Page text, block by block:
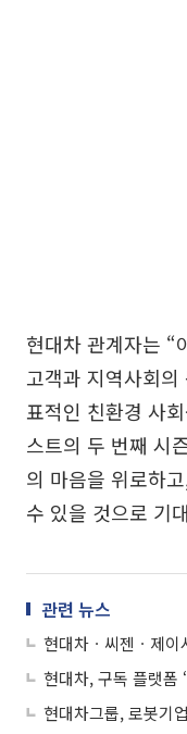
현대차 관계자는 “
고객과 지역사회
표적인 친환경 사
스트의 두 번째 시
의 마음을 위로하
수 있을 것으로 기
관련 뉴스
현대차ㆍ씨젠ㆍ제이